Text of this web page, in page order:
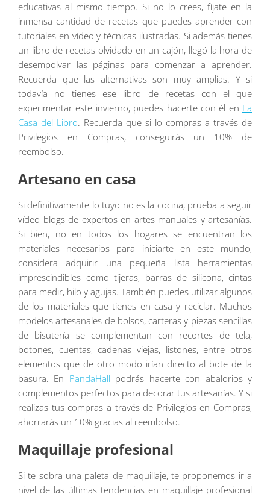
educativas al mismo tiempo. Si no lo crees, fíjate en la
inmensa cantidad de recetas que puedes aprender con
tutoriales en vídeo y técnicas ilustradas. Si además tienes
un libro de recetas olvidado en un cajón, llegó la hora de
desempolvar las páginas para comenzar a aprender.
Recuerda que las alternativas son muy amplias. Y si
todavía no tienes ese libro de recetas con el que
experimentar este invierno, puedes hacerte con él en La
Casa del Libro. Recuerda que si lo compras a través de
Privilegios en Compras, conseguirás un 10% de
reembolso.
Artesano en casa
Si definitivamente lo tuyo no es la cocina, prueba a seguir
vídeo blogs de expertos en artes manuales y artesanías.
Si bien, no en todos los hogares se encuentran los
materiales necesarios para iniciarte en este mundo,
considera adquirir una pequeña lista herramientas
imprescindibles como tijeras, barras de silicona, cintas
para medir, hilo y agujas. También puedes utilizar algunos
de los materiales que tienes en casa y reciclar. Muchos
modelos artesanales de bolsos, carteras y piezas sencillas
de bisutería se complementan con recortes de tela,
botones, cuentas, cadenas viejas, listones, entre otros
elementos que de otro modo irían directo al bote de la
basura. En PandaHall podrás hacerte con abalorios y
complementos perfectos para decorar tus artesanías. Y si
realizas tus compras a través de Privilegios en Compras,
ahorrarás un 10% gracias al reembolso.
Maquillaje profesional
Si te sobra una paleta de maquillaje, te proponemos ir a
nivel de las últimas tendencias en maquillaje profesional